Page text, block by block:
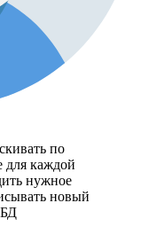
по
для каждой
нужное
новый